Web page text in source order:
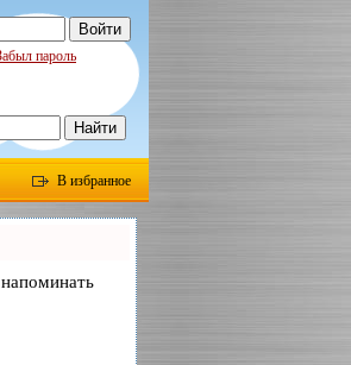
пароль
В избранное